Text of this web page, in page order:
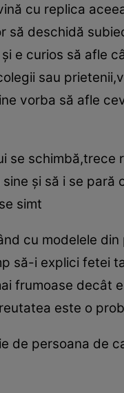
cu replica
să deschidă
e curios să afle
sau
vorba să afle
se schimbă,trece
şi să i se
simt
cu modelele
să-i explici fetei
frumoase decât
este o
de persoana de